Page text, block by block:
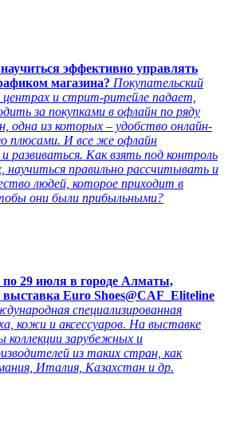
эффективно управлять
магазина? Покупательский
и стрит-ритейле падает,
за покупками в офлайн по ряду
одна из которых – удобство онлайн-
плюсами. И все же офлайн
Как взять под контроль
научиться правильно рассчитывать и
людей, которое приходит в
они были прибыльными?
по 29 июля в городе Алматы,
выставка Euro Shoes@CAF_Eliteline
специализированная
кожи и аксессуаров. На выставке
коллекции зарубежных и
из таких стран, как
Италия, Казахстан и др.